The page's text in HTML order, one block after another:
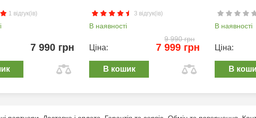
1 відгук(ів)
7 990 грн
3 відгук(ів)
В наявності
9 990 грн
Ціна: 7 999 грн
В кошик
В наявності
Ціна:
В